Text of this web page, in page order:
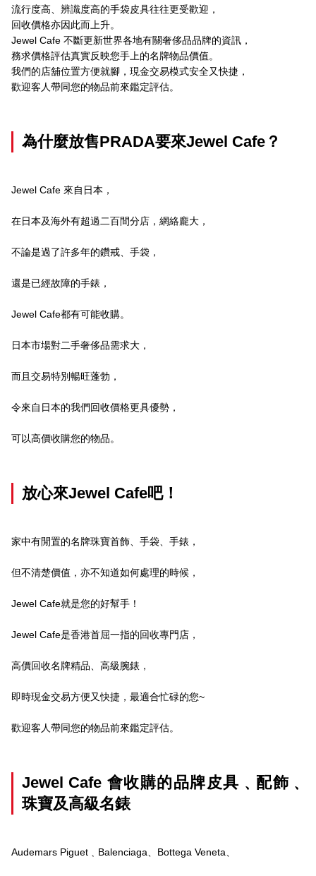
流行度高、辨識度高的手袋皮具往往更受歡迎，
回收價格亦因此而上升。
Jewel Cafe 不斷更新世界各地有關奢侈品品牌的資訊，
務求價格評估真實反映您手上的名牌物品價值。
我們的店舖位置方便就腳，現金交易模式安全又快捷，
歡迎客人帶同您的物品前來鑑定評估。
為什麼放售PRADA要來Jewel Cafe？
Jewel Cafe 來自日本，
在日本及海外有超過二百間分店，網絡龐大，
不論是過了許多年的鑽戒、手袋，
還是已經故障的手錶，
Jewel Cafe都有可能收購。
日本市場對二手奢侈品需求大，
而且交易特別暢旺蓬勃，
令來自日本的我們回收價格更具優勢，
可以高價收購您的物品。
放心來Jewel Cafe吧！
家中有閒置的名牌珠寶首飾、手袋、手錶，
但不清楚價值，亦不知道如何處理的時候，
Jewel Cafe就是您的好幫手！
Jewel Cafe是香港首屈一指的回收專門店，
高價回收名牌精品、高級腕錶，
即時現金交易方便又快捷，最適合忙碌的您~
歡迎客人帶同您的物品前來鑑定評估。
Jewel Cafe 會收購的品牌皮具﹑配飾﹑
珠寶及高級名錶
Audemars Piguet﹑Balenciaga、Bottega Veneta、